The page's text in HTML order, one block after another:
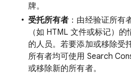
牌。
受托所有者 ：由经验证所有
（如 HTML 文件或标记）
的人员。若要添加或移除受
所有者均可使用 Search
或移除新的所有者。